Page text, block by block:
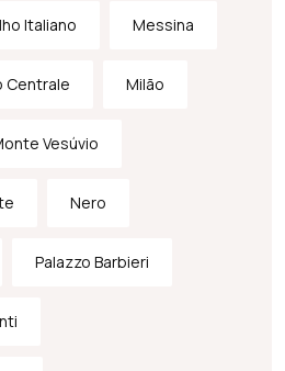
Italiano Messina
Centrale Milão
Vesúvio
Nero
Palazzo Barbieri